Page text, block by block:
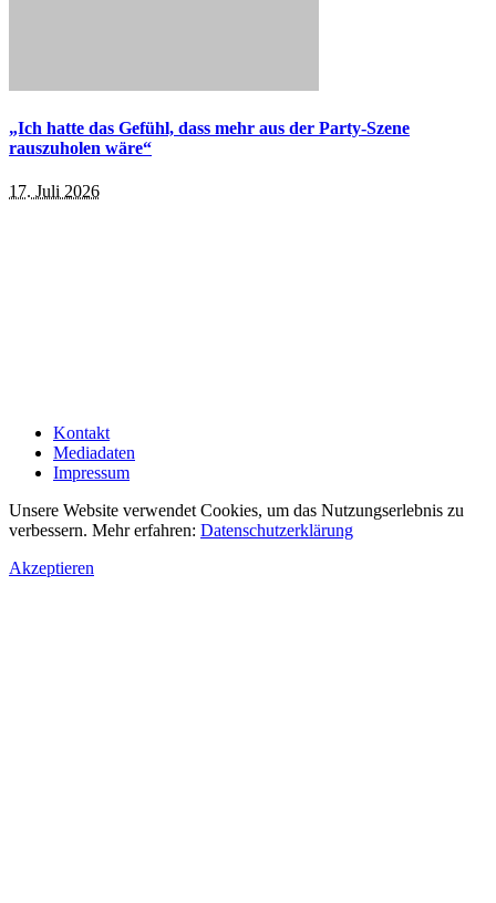
„Ich hatte das Gefühl, dass mehr aus der Party-Szene
rauszuholen wäre“
17. Juli 2026
Kontakt
Mediadaten
Impressum
Unsere Website verwendet Cookies, um das Nutzungserlebnis zu
verbessern. Mehr erfahren: Datenschutzerklärung
Akzeptieren